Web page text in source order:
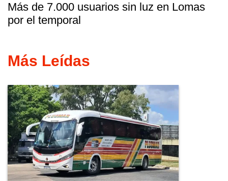
Más de 7.000 usuarios sin luz en Lomas
por el temporal
Más Leídas